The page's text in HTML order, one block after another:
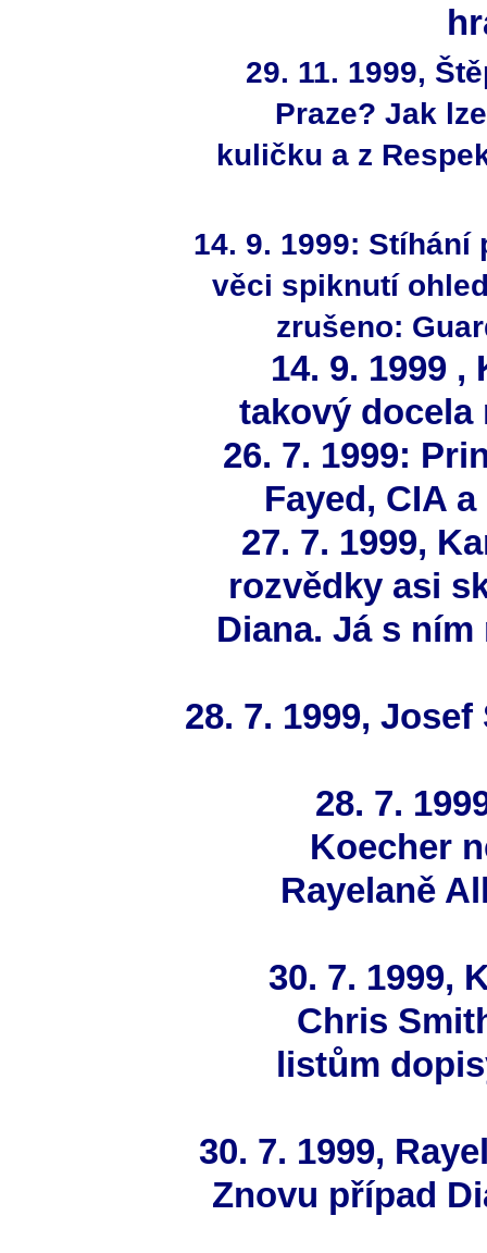
29. 11. 1999,
Praze? Jak
kuličku a z
14. 9. 1999:
věci spiknutí
zrušeno:
14. 9. 1999
takový
26. 7. 1999:
Fayed, CIA
27. 7. 1999,
rozvědky asi
Diana. Já s
28. 7. 1999,
28. 7.
Koecher
Rayelaně
30. 7. 1999,
Chris
listům
30. 7. 1999,
Znovu případ